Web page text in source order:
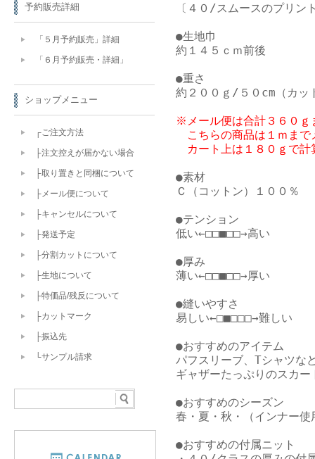
〔４０/スムースのプリン
●生地巾
約１４５ｃｍ前後
●重さ
※メール便は合計３６０ｇ
こちらの商品は１ｍま
カート上は１８０ｇで計
●素材
Ｃ（コットン）１００％
●テンション
低い←□□■□□→高い
●厚み
薄い←□□■□□→厚い
●縫いやすさ
易しい←□■□□□→難しい
●おすすめのアイテム
パフスリーブ、Tシャツな
ギャザーたっぷりのスカ
●おすすめのシーズン
春・夏・秋・（インナー使
●おすすめの付属ニット
予約販売詳細
「５月予約販売」詳細
「６月予約販売・詳細」
ショップメニュー
┌ご注文方法
├注文控えが届かない場合
├取り置きと同梱について
├メール便について
├キャンセルについて
├発送予定
├分割カットについて
├生地について
├特価品/残反について
├カットマーク
├振込先
└サンプル請求